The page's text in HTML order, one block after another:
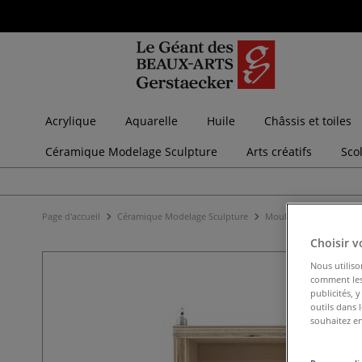
Acrylique Aquarelle Huile Châssis et toiles
Céramique Modelage Sculpture
Arts créatifs
Page d'accueil Céramique Modelage Sculpture Moulage
Choisir
Nous
comment
publicités, y
outils dans
souhaitez